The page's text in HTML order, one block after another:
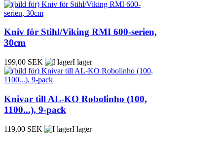
Kniv för Stihl/Viking RMI 600-serien,
30cm
199,00 SEK I lager
Knivar till AL-KO Robolinho (100,
1100...), 9-pack
119,00 SEK I lager